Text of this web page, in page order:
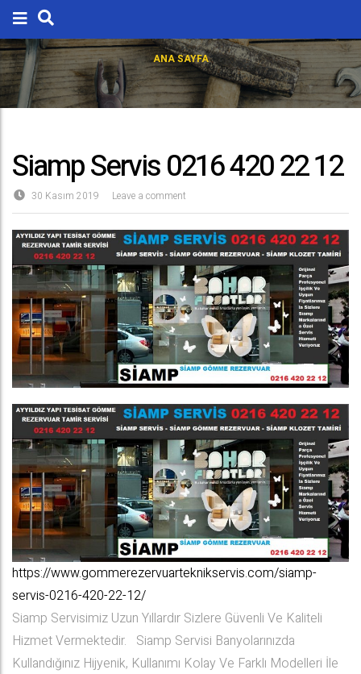
ANA SAYFA
Siamp Servis 0216 420 22 12
30 Kasım 2019 Leave a comment
https://www.gommerezervuarteknikservis.com/siamp-
servis-0216-420-22-12/
Siamp Servisimiz Uzun Yıllardır Sizlere Güvenli Ve Kaliteli
Hizmet Vermektedir. Siamp Servisi Banyolarınızda
Kullandığınız Hijyenik, Kullanımı Kolay Ve Farklı Modelleri İle